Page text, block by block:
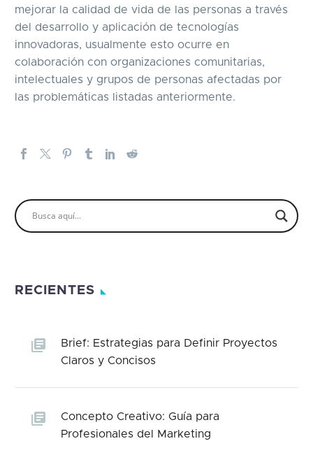
mejorar la calidad de vida de las personas a través
del desarrollo y aplicación de tecnologías
innovadoras, usualmente esto ocurre en
colaboración con organizaciones comunitarias,
intelectuales y grupos de personas afectadas por
las problemáticas listadas anteriormente.
RECIENTES
Brief: Estrategias para Definir Proyectos
Claros y Concisos
Concepto Creativo: Guía para
Profesionales del Marketing